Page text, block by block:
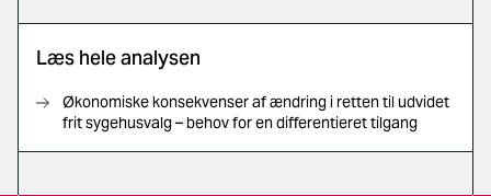
Læs hele analysen
Økonomiske konsekvenser af ændring i retten til udvidet
frit sygehusvalg – behov for en differentieret tilgang